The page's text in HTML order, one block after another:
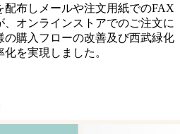
配布しメールや注文用紙でのFAX
オンラインストアでのご注文に
購入フローの改善及び西武緑化
を実現しました。